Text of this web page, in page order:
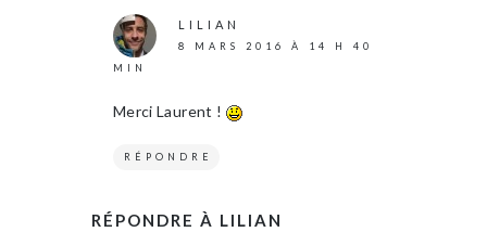
LILIAN
8 MARS 2016 À 14 H 40
MIN
Merci Laurent !
RÉPONDRE
RÉPONDRE À LILIAN